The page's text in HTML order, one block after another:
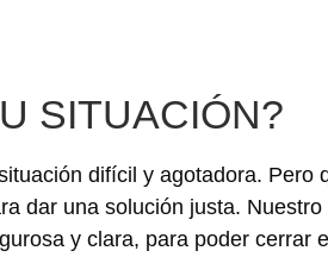
SITUACIÓN?
difícil y agotadora. Pero
dar una solución justa.
y clara, para poder cerrar